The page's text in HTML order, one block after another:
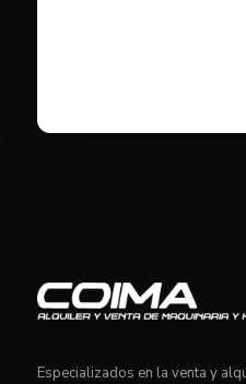
Especializados en la venta y